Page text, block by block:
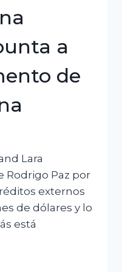
a
de
Lara
Rodrigo Paz por
externos
de dólares y lo
está